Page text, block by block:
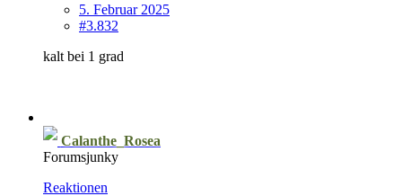
5. Februar 2025
#3.832
kalt bei 1 grad
Calanthe_Rosea
Forumsjunky
Reaktionen